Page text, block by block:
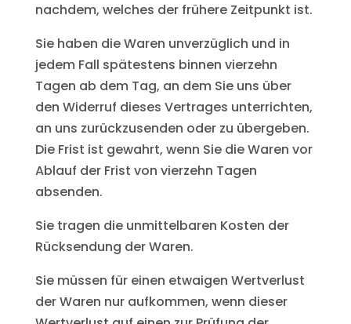
nachdem, welches der frühere Zeitpunkt ist.
Sie haben die Waren unverzüglich und in
jedem Fall spätestens binnen vierzehn
Tagen ab dem Tag, an dem Sie uns über
den Widerruf dieses Vertrages unterrichten,
an uns zurückzusenden oder zu übergeben.
Die Frist ist gewahrt, wenn Sie die Waren vor
Ablauf der Frist von vierzehn Tagen
absenden.
Sie tragen die unmittelbaren Kosten der
Rücksendung der Waren.
Sie müssen für einen etwaigen Wertverlust
der Waren nur aufkommen, wenn dieser